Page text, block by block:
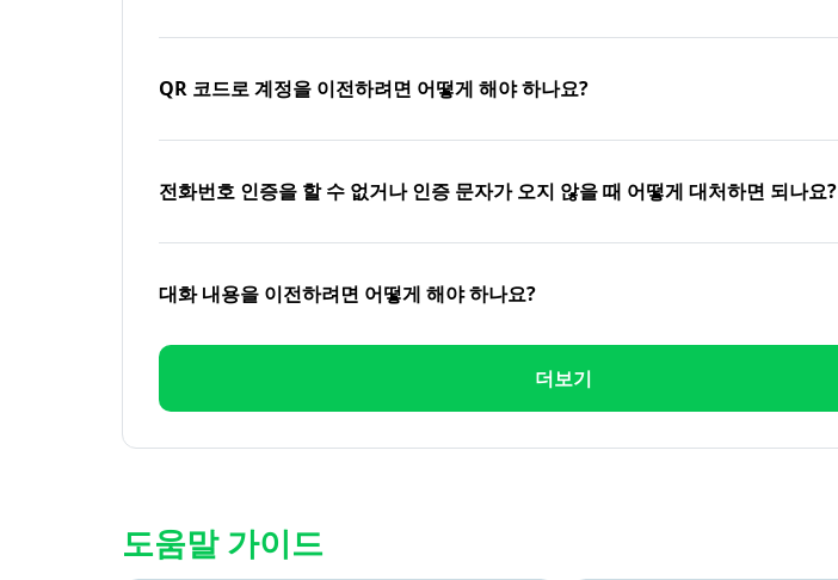
QR 코드로 계정을 이전하려면 어떻게 해야 하나요?
전화번호 인증을 할 수 없거나 인증 문자가 오지 않을 때 어떻게 대처하면 되나요?
대화 내용을 이전하려면 어떻게 해야 하나요?
더보기
도움말 가이드